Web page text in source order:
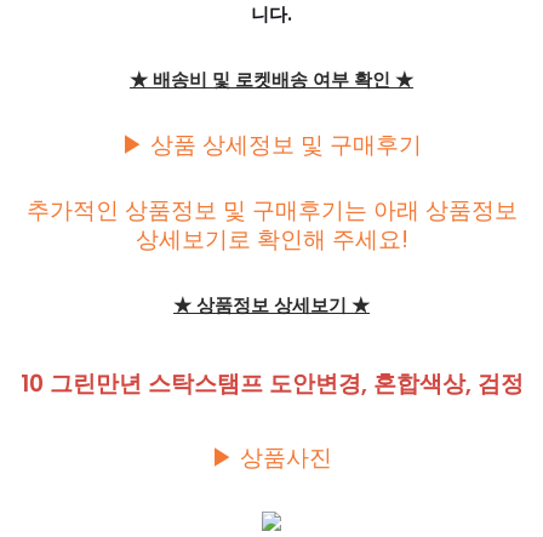
니다.
★ 배송비 및 로켓배송 여부 확인 ★
▶ 상품 상세정보 및 구매후기
추가적인 상품정보 및 구매후기는 아래 상품정보
상세보기로 확인해 주세요!
★ 상품정보 상세보기 ★
10 그린만년 스탁스탬프 도안변경, 혼합색상, 검정
▶ 상품사진